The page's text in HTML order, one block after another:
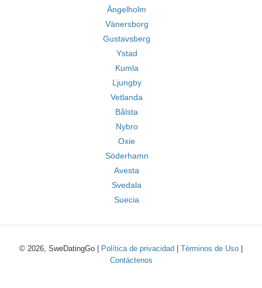
Ängelholm
Vänersborg
Gustavsberg
Ystad
Kumla
Ljungby
Vetlanda
Bålsta
Nybro
Oxie
Söderhamn
Avesta
Svedala
Suecia
© 2026, SweDatingGo | Política de privacidad Términos de Uso
Contáctenos